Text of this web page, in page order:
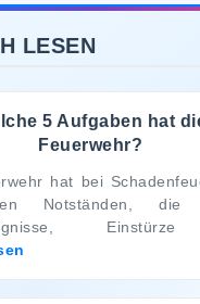
LESEN
5 Aufgaben hat
Feuerwehr?
hat bei
Notständen, die